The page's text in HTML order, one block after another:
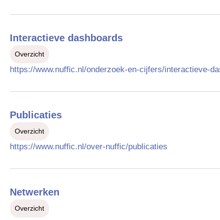
Interactieve dashboards
Overzicht
https://www.nuffic.nl/onderzoek-en-cijfers/interactieve-
Publicaties
Overzicht
https://www.nuffic.nl/over-nuffic/publicaties
Netwerken
Overzicht